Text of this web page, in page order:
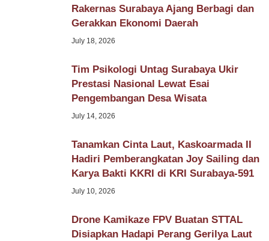
Rakernas Surabaya Ajang Berbagi dan
Gerakkan Ekonomi Daerah
July 18, 2026
Tim Psikologi Untag Surabaya Ukir
Prestasi Nasional Lewat Esai
Pengembangan Desa Wisata
July 14, 2026
Tanamkan Cinta Laut, Kaskoarmada II
Hadiri Pemberangkatan Joy Sailing dan
Karya Bakti KKRI di KRI Surabaya-591
July 10, 2026
Drone Kamikaze FPV Buatan STTAL
Disiapkan Hadapi Perang Gerilya Laut